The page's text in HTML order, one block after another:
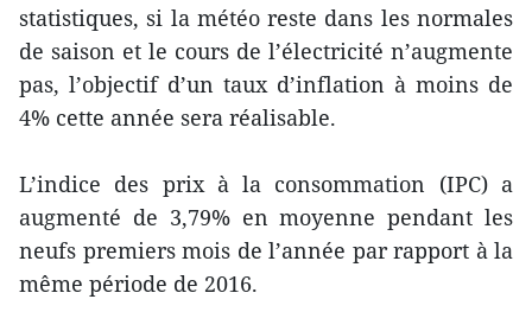
statistiques, si la météo reste dans les normales
de saison et le cours de l’électricité n’augmente
pas, l’objectif d’un taux d’inflation à moins de
4% cette année sera réalisable.
L’indice des prix à la consommation (IPC) a
augmenté de 3,79% en moyenne pendant les
neufs premiers mois de l’année par rapport à la
même période de 2016.